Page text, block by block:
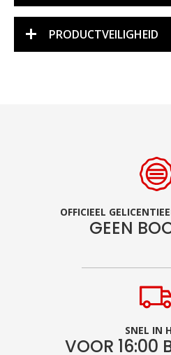
PRODUCTVEILIGHEID
OFFICIEEL
GEEN
SNEL IN
VOOR 16:00